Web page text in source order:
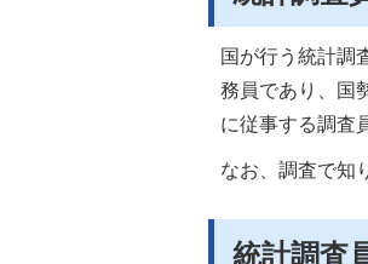
国が行う統計調
務員であり、国
に従事する調査
なお、調査で知
統計調査